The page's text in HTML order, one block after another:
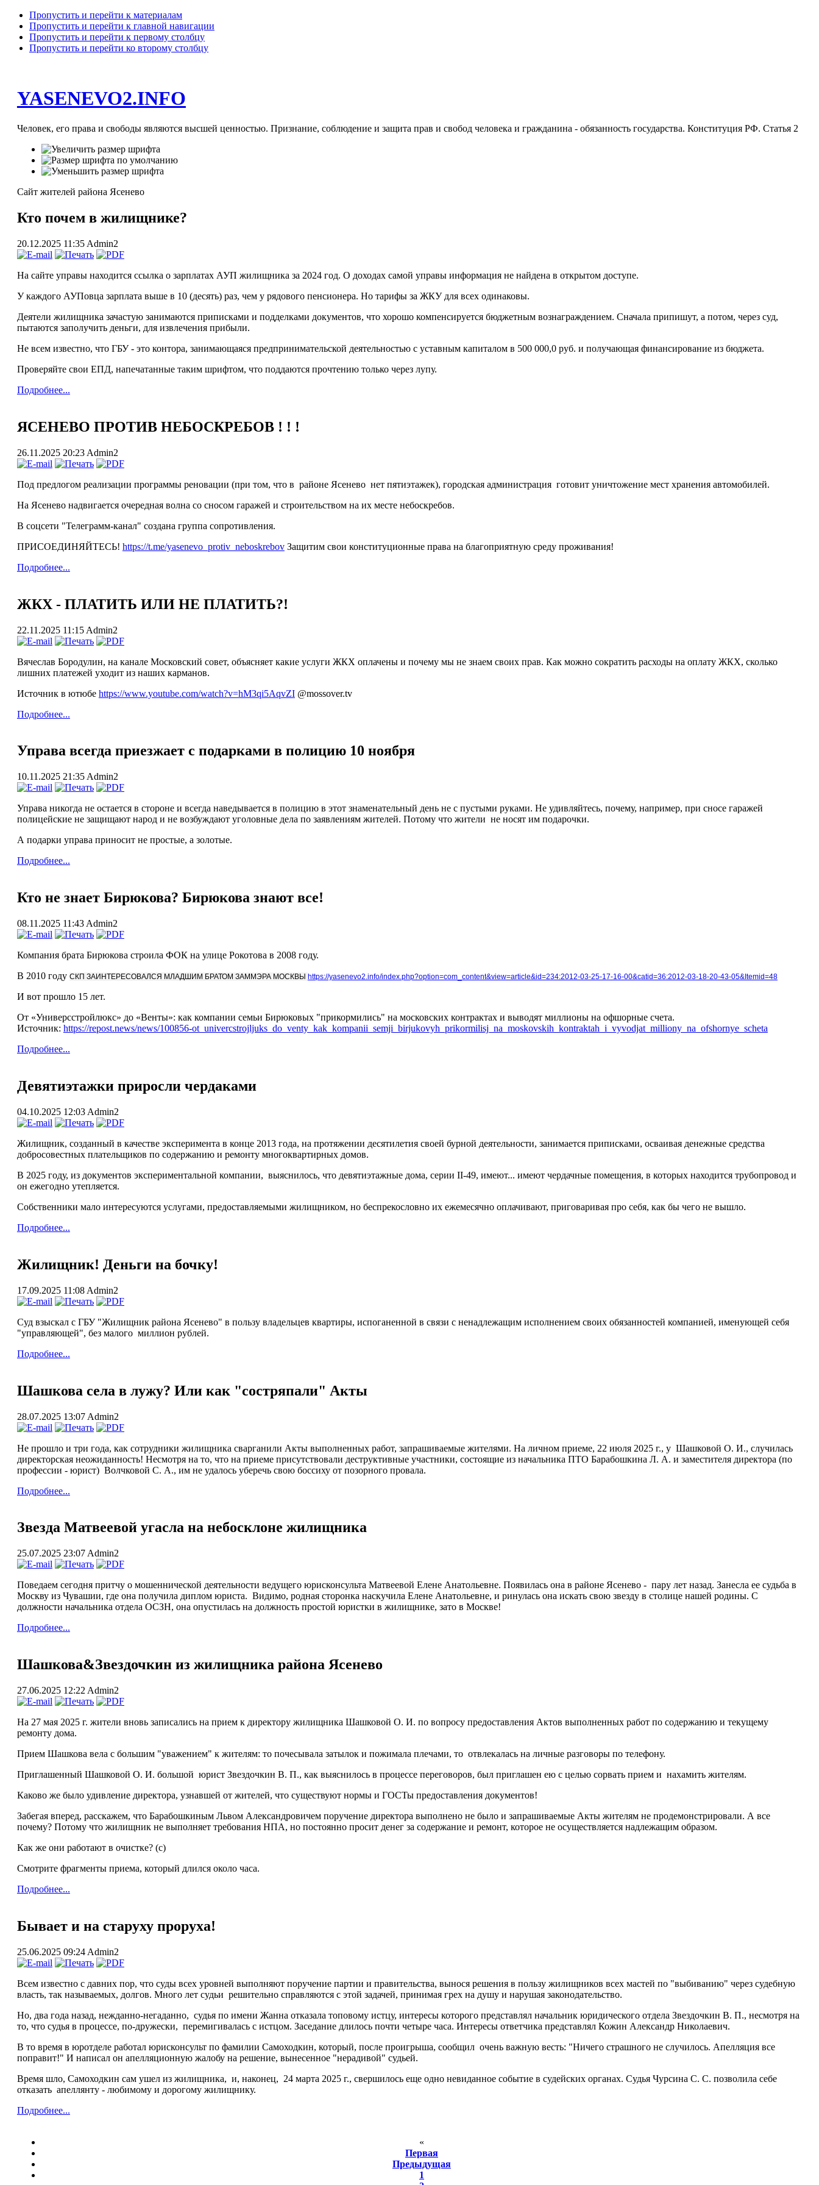
Пропустить и перейти к материалам
Пропустить и перейти к главной навигации
Пропустить и перейти к первому столбцу
Пропустить и перейти ко второму столбцу
YASENEVO2.INFO
Человек, его права и свободы являются высшей ценностью. Признание, соблюдение и защита прав и свобод человека и гражданина - обязанность государства. Конституция РФ. Статья 2
Сайт жителей района Ясенево
Кто почем в жилищнике?
20.12.2025 11:35 Admin2
На сайте управы находится ссылка о зарплатах АУП жилищника за 2024 год. О доходах самой управы информация не найдена в открытом доступе.
У каждого АУПовца зарплата выше в 10 (десять) раз, чем у рядового пенсионера. Но тарифы за ЖКУ для всех одинаковы.
Деятели жилищника зачастую занимаются приписками и подделками документов, что хорошо компенсируется бюджетным вознаграждением. Сначала припишут, а потом, через суд,
пытаются заполучить деньги, для извлечения прибыли.
Не всем известно, что ГБУ - это контора, занимающаяся предпринимательской деятельностью с уставным капиталом в 500 000,0 руб. и получающая финансирование из бюджета.
Проверяйте свои ЕПД, напечатанные таким шрифтом, что поддаются прочтению только через лупу.
Подробнее...
ЯСЕНЕВО ПРОТИВ НЕБОСКРЕБОВ ! ! !
26.11.2025 20:23 Admin2
Под предлогом реализации программы реновации (при том, что в районе Ясенево нет пятиэтажек), городская администрация готовит уничтожение мест хранения автомобилей.
На Ясенево надвигается очередная волна со сносом гаражей и строительством на их месте небоскребов.
В соцсети "Телеграмм-канал" создана группа сопротивления.
ПРИСОЕДИНЯЙТЕСЬ! https://t.me/yasenevo_protiv_neboskrebovЗащитим свои конституционные права на благоприятную среду проживания!
Подробнее...
ЖКХ - ПЛАТИТЬ ИЛИ НЕ ПЛАТИТЬ?!
22.11.2025 11:15 Admin2
Вячеслав Бородулин, на канале Московский совет, объясняет какие услуги ЖКХ оплачены и почему мы не знаем своих прав. Как можно сократить расходы на оплату ЖКХ, сколько
лишних платежей уходит из наших карманов.
Источник в ютюбе https://www.youtube.com/watch?v=hM3qi5AqvZI@mossover.tv
Подробнее...
Управа всегда приезжает с подарками в полицию 10 ноября
10.11.2025 21:35 Admin2
Управа никогда не остается в стороне и всегда наведывается в полицию в этот знаменательный день не с пустыми руками. Не удивляйтесь, почему, например, при сносе гаражей
полицейские не защищают народ и не возбуждают уголовные дела по заявлениям жителей. Потому что жители не носят им подарочки.
А подарки управа приносит не простые, а золотые.
Подробнее...
Кто не знает Бирюкова? Бирюкова знают все!
08.11.2025 11:43 Admin2
Компания брата Бирюкова строила ФОК на улице Рокотова в 2008 году.
В 2010 году СКП ЗАИНТЕРЕСОВАЛСЯ МЛАДШИМ БРАТОМ ЗАММЭРА МОСКВЫ https://yasenevo2.info/index.php?option=com_content&view=article&id=234:2012-03-25-17-16-00&catid=36:2012-03-18-20-43-05&Itemid=48
И вот прошло 15 лет.
От «Универсстройлюкс» до «Венты»: как компании семьи Бирюковых "прикормились" на московских контрактах и выводят миллионы на офшорные счета.
Источник: https://repost.news/news/100856-ot_univercstrojljuks_do_venty_kak_kompanii_semji_birjukovyh_prikormilisj_na_moskovskih_kontraktah_i_vyvodjat_milliony_na_ofshornye_scheta
Подробнее...
Девятиэтажки приросли чердаками
04.10.2025 12:03 Admin2
Жилищник, созданный в качестве эксперимента в конце 2013 года, на протяжении десятилетия своей бурной деятельности, занимается приписками, осваивая денежные средства
добросовестных плательщиков по содержанию и ремонту многоквартирных домов.
В 2025 году, из документов экспериментальной компании, выяснилось, что девятиэтажные дома, серии II-49, имеют... имеют чердачные помещения, в которых находится трубопровод и
он ежегодно утепляется.
Собственники мало интересуются услугами, предоставляемыми жилищником, но беспрекословно их ежемесячно оплачивают, приговаривая про себя, как бы чего не вышло.
Подробнее...
Жилищник! Деньги на бочку!
17.09.2025 11:08 Admin2
Суд взыскал с ГБУ "Жилищник района Ясенево" в пользу владельцев квартиры, испоганенной в связи с ненадлежащим исполнением своих обязанностей компанией, именующей себя
"управляющей", без малого миллион рублей.
Подробнее...
Шашкова села в лужу? Или как "состряпали" Акты
28.07.2025 13:07 Admin2
Не прошло и три года, как сотрудники жилищника сварганили Акты выполненных работ, запрашиваемые жителями. На личном приеме, 22 июля 2025 г., у Шашковой О. И., случилась
директорская неожиданность! Несмотря на то, что на приеме присутствовали деструктивные участники, состоящие из начальника ПТО Барабошкина Л. А. и заместителя директора (по
профессии - юрист) Волчковой С. А., им не удалось уберечь свою боссиху от позорного провала.
Подробнее...
Звезда Матвеевой угасла на небосклоне жилищника
25.07.2025 23:07 Admin2
Поведаем сегодня притчу о мошеннической деятельности ведущего юрисконсульта Матвеевой Елене Анатольевне. Появилась она в районе Ясенево - пару лет назад. Занесла ее судьба в
Москву из Чувашии, где она получила диплом юриста. Видимо, родная сторонка наскучила Елене Анатольевне, и ринулась она искать свою звезду в столице нашей родины. С
должности начальника отдела ОСЗН, она опустилась на должность простой юристки в жилищнике, зато в Москве!
Подробнее...
Шашкова&Звездочкин из жилищника района Ясенево
27.06.2025 12:22 Admin2
На 27 мая 2025 г. жители вновь записались на прием к директору жилищника Шашковой О. И. по вопросу предоставления Актов выполненных работ по содержанию и текущему
ремонту дома.
Прием Шашкова вела с большим "уважением" к жителям: то почесывала затылок и пожимала плечами, то отвлекалась на личные разговоры по телефону.
Приглашенный Шашковой О. И. большой юрист Звездочкин В. П., как выяснилось в процессе переговоров, был приглашен ею с целью сорвать прием и нахамить жителям.
Каково же было удивление директора, узнавшей от жителей, что существуют нормы и ГОСТы предоставления документов!
Забегая вперед, расскажем, что Барабошкиным Львом Александровичем поручение директора выполнено не было и запрашиваемые Акты жителям не продемонстрировали. А все
почему? Потому что жилищник не выполняет требования НПА, но постоянно просит денег за содержание и ремонт, которое не осуществляется надлежащим образом.
Как же они работают в очистке? (с)
Смотрите фрагменты приема, который длился около часа.
Подробнее...
Бывает и на старуху проруха!
25.06.2025 09:24 Admin2
Всем известно с давних пор, что суды всех уровней выполняют поручение партии и правительства, вынося решения в пользу жилищников всех мастей по "выбиванию" через судебную
власть, так называемых, долгов. Много лет судьи решительно справляются с этой задачей, принимая грех на душу и нарушая законодательство.
Но, два года назад, нежданно-негаданно, судья по имени Жанна отказала топовому истцу, интересы которого представлял начальник юридического отдела Звездочкин В. П., несмотря на
то, что судья в процессе, по-дружески, перемигивалась с истцом. Заседание длилось почти четыре часа. Интересы ответчика представлял Кожин Александр Николаевич.
В то время в юротделе работал юрисконсульт по фамилии Самоходкин, который, после проигрыша, сообщил очень важную весть: "Ничего страшного не случилось. Апелляция все
поправит!" И написал он апелляционную жалобу на решение, вынесенное "нерадивой" судьей.
Время шло, Самоходкин сам ушел из жилищника, и, наконец, 24 марта 2025 г., свершилось еще одно невиданное событие в судейских органах. Судья Чурсина С. С. позволила себе
отказать апеллянту - любимому и дорогому жилищнику.
Подробнее...
«
Первая
Предыдущая
1